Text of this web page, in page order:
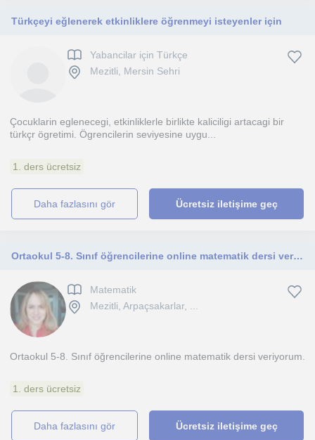
Türkçeyi eğlenerek etkinliklere öğrenmeyi isteyenler için
Yabancilar için Türkçe
Mezitli, Mersin Sehri
Çocuklarin eglenecegi, etkinliklerle birlikte kaliciligi artacagi bir
türkçr ögretimi. Ögrencilerin seviyesine uygu...
1. ders ücretsiz
daha fazlasını gör Ücretsiz iletişime geç
Ortaokul 5-8. Sınıf öğrencilerine online matematik dersi veriyorum
Matematik
Mezitli, Arpaçsakarlar, ...
Ortaokul 5-8. Sınıf öğrencilerine online matematik dersi veriyorum.
1. ders ücretsiz
daha fazlasını gör Ücretsiz iletişime geç